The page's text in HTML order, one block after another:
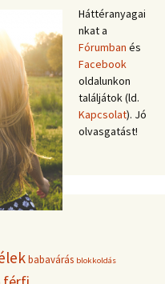
Háttéranyagai
nkat a
Fórumban és
Facebook
oldalunkon
találjátok (ld.
Kapcsolat). Jó
olvasgatást!
babavárás blokkoldás